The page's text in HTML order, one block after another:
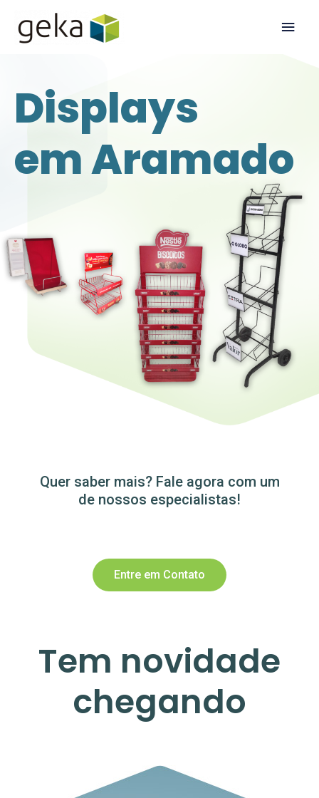
Displays
em Aramado
Quer saber mais? Fale agora com um
de nossos especialistas!
Entre em Contato
Tem novidade
chegando